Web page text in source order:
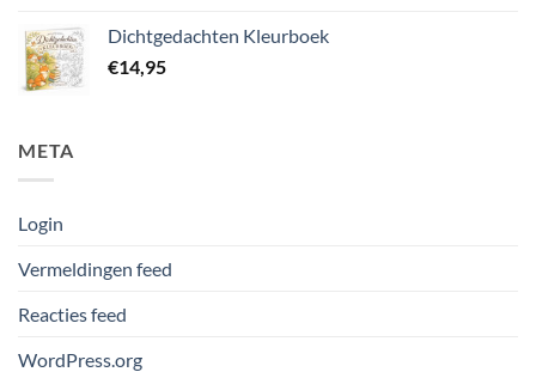
Dichtgedachten Kleurboek
€14,95
META
Login
Vermeldingen feed
Reacties feed
WordPress.org